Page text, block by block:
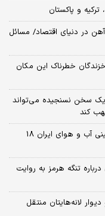
و پاکستان
در دنیای اقتصاد/ مسائل
خطرناک این مکان
یک سخن نسنجیده می‌تواند
کند
بارش باران و رعد و برق در این مناطق/ پیش بینی آب و هوای ایران 18
تنگه هرمز به روایت
لانه‌هایتان منتقل